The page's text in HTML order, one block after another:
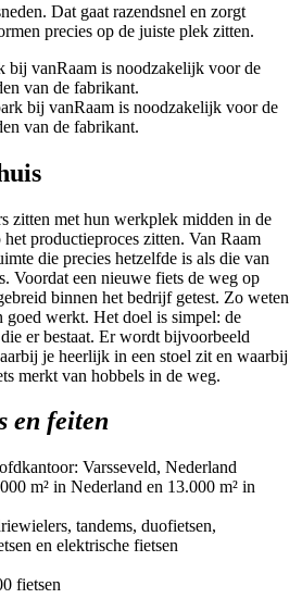
Dat gaat razendsnel en zorgt
precies op de juiste plek zitten.
bij vanRaam is noodzakelijk voor de
van de fabrikant.
zitten met hun werkplek midden in de
productieproces zitten. Van Raam
die precies hetzelfde is als die van
Voordat een nieuwe fiets de weg op
binnen het bedrijf getest. Zo weten
goed werkt. Het doel is simpel: de
er bestaat. Er wordt bijvoorbeeld
je heerlijk in een stoel zit en waarbij
merkt van hobbels in de weg.
en feiten
Varsseveld, Nederland
m² in Nederland en 13.000 m² in
tandems, duofietsen,
en elektrische fietsen
fietsen